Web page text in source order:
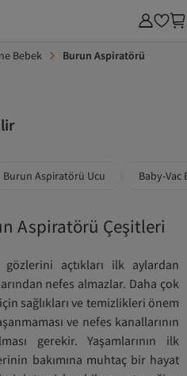
Bebek
Burun Aspiratörü
Burun Aspiratörü Ucu Baby-
Aspiratörü Çeşitleri
açtıkları ilk aylardan
nefes almazlar. Daha çok
sağlıkları ve temizlikleri önem
ve nefes kanallarının
gerekir. Yaşamlarının ilk
bakımına muhtaç bir hayat